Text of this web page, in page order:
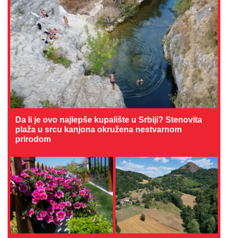
Da li je ovo najlepše kupalište u Srbiji? Stenovita
plaža u srcu kanjona okružena nestvarnom
prirodom